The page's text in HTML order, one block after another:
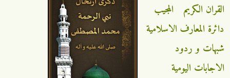
القران الكريم
المجيب
دائرة المعارف الاسلامية
شبهات و ردود
الاجابات اليومية